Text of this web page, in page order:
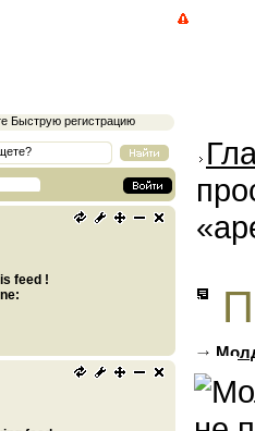
Быструю регистрацию
feed !
елки